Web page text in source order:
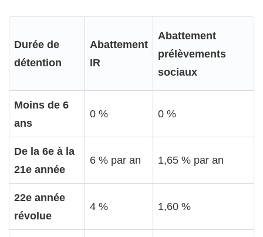
Durée de
détention
Abattement
IR
Abattement
prélèvements
sociaux
Moins de 6
ans
0 % 0 %
De la 6e à la
21e année
6 % par an 1,65 % par an
22e année
révolue
4 % 1,60 %